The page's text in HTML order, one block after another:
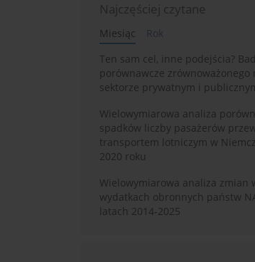
Najczęściej czytane
Miesiąc
Rok
Ten sam cel, inne podejścia?
porównawcze zrównoważonego
sektorze prywatnym i
Wielowymiarowa analiza
spadków liczby pasażerów
transportem lotniczym w
2020 roku
Wielowymiarowa analiza zmian
wydatkach obronnych państw
latach 2014-2025